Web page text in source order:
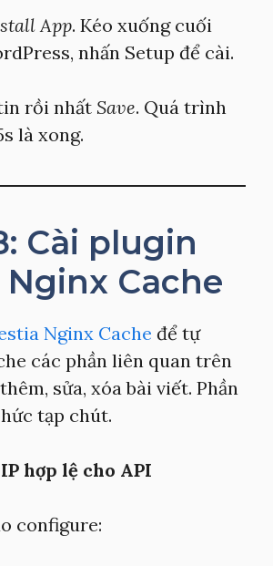
App. Kéo xuống cuối
nhấn Setup để cài.
rồi nhất Save. Quá trình
là xong.
Cài plugin
Nginx Cache
Nginx Cache để tự
các phần liên quan trên
sửa, xóa bài viết. Phần
tạp chút.
hợp lệ cho API
configure: